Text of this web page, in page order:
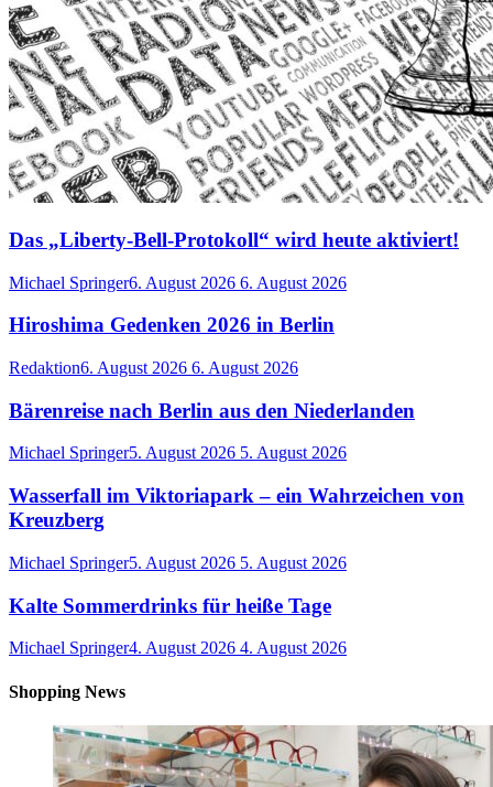
Das „Liberty-Bell-Protokoll“ wird heute aktiviert!
Michael Springer6. August 2026 6. August 2026
Hiroshima Gedenken 2026 in Berlin
Redaktion6. August 2026 6. August 2026
Bärenreise nach Berlin aus den Niederlanden
Michael Springer5. August 2026 5. August 2026
Wasserfall im Viktoriapark – ein Wahrzeichen von
Kreuzberg
Michael Springer5. August 2026 5. August 2026
Kalte Sommerdrinks für heiße Tage
Michael Springer4. August 2026 4. August 2026
Shopping News